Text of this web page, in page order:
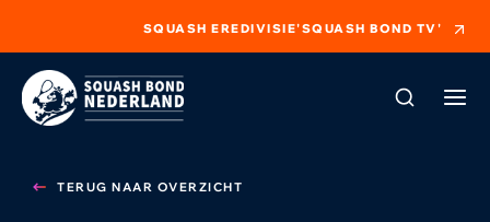
SQUASH EREDIVISIE'SQUASH BOND TV'
TERUG NAAR OVERZICHT